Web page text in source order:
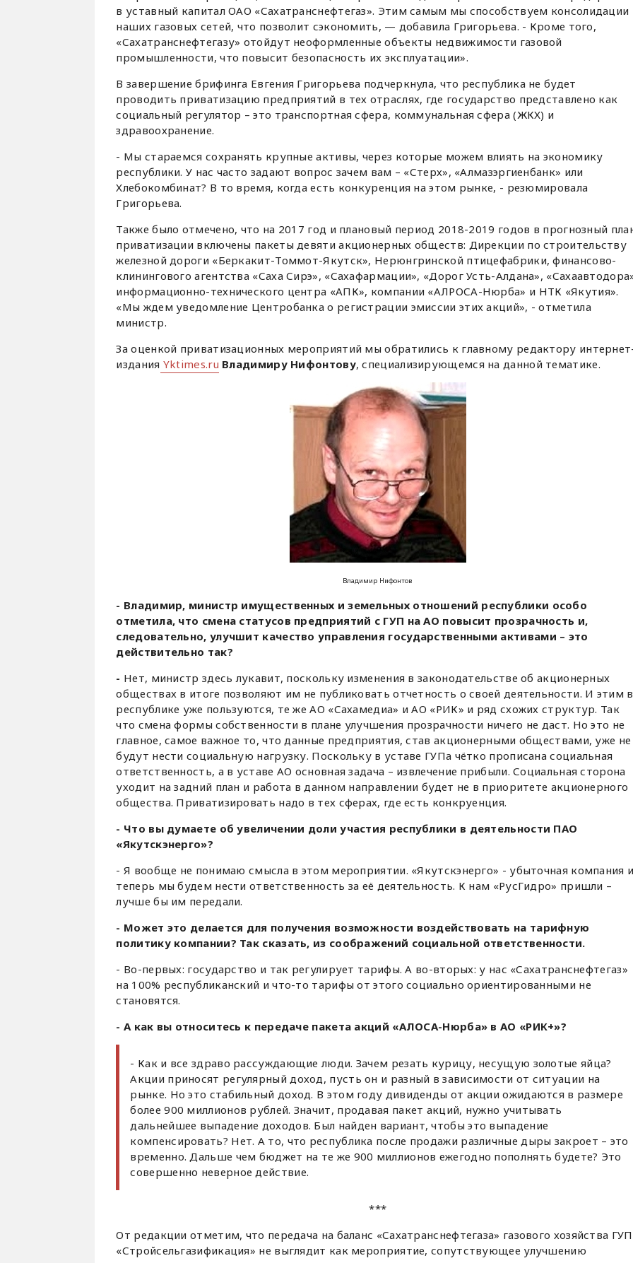
в уставный капитал ОАО «Сахатранснефтегаз». Этим самым мы способствуем консолидации
наших газовых сетей, что позволит сэкономить, — добавила Григорьева. - Кроме того,
«Сахатранснефтегазу» отойдут неоформленные объекты недвижимости газовой
промышленности, что повысит безопасность их эксплуатации».
В завершение брифинга Евгения Григорьева подчеркнула, что республика не будет
проводить приватизацию предприятий в тех отраслях, где государство представлено как
социальный регулятор – это транспортная сфера, коммунальная сфера (ЖКХ) и
здравоохранение.
- Мы стараемся сохранять крупные активы, через которые можем влиять на экономику
республики. У нас часто задают вопрос зачем вам – «Стерх», «Алмазэргиенбанк» или
Хлебокомбинат? В то время, когда есть конкуренция на этом рынке, - резюмировала
Григорьева.
Также было отмечено, что на 2017 год и плановый период 2018-2019 годов в прогнозный
приватизации включены пакеты девяти акционерных обществ: Дирекции по строительству
железной дороги «Беркакит-Томмот-Якутск», Нерюнгринской птицефабрики, финансово-
клинингового агентства «Саха Сирэ», «Сахафармации», «Дорог Усть-Алдана»,
информационно-технического центра «АПК», компании «АЛРОСА-Нюрба» и НТК «Якутия».
«Мы ждем уведомление Центробанка о регистрации эмиссии этих акций», - отметила
министр.
За оценкой приватизационных мероприятий мы обратились к главному редактору
издания Yktimes.ru Владимиру Нифонтову, специализирующемся на данной тематике.
Владимир Нифонтов
- Владимир, министр имущественных и земельных отношений республики особо
отметила, что смена статусов предприятий с ГУП на АО повысит прозрачность и,
следовательно, улучшит качество управления государственными активами – это
действительно так?
- Нет, министр здесь лукавит, поскольку изменения в законодательстве об акционерных
обществах в итоге позволяют им не публиковать отчетность о своей деятельности. И этим в
республике уже пользуются, те же АО «Сахамедиа» и АО «РИК» и ряд схожих структур. Так
что смена формы собственности в плане улучшения прозрачности ничего не даст. Но это не
главное, самое важное то, что данные предприятия, став акционерными обществами, уже не
будут нести социальную нагрузку. Поскольку в уставе ГУПа чётко прописана социальная
ответственность, а в уставе АО основная задача – извлечение прибыли. Социальная сторона
уходит на задний план и работа в данном направлении будет не в приоритете акционерного
общества. Приватизировать надо в тех сферах, где есть конкруенция.
- Что вы думаете об увеличении доли участия республики в деятельности ПАО
«Якутскэнерго»?
- Я вообще не понимаю смысла в этом мероприятии. «Якутскэнерго» - убыточная компания
теперь мы будем нести ответственность за её деятельность. К нам «РусГидро» пришли –
лучше бы им передали.
- Может это делается для получения возможности воздействовать на тарифную
политику компании? Так сказать, из соображений социальной ответственности.
- Во-первых: государство и так регулирует тарифы. А во-вторых: у нас «Сахатранснефтегаз»
на 100% республиканский и что-то тарифы от этого социально ориентированными не
становятся.
- А как вы относитесь к передаче пакета акций «АЛОСА-Нюрба» в АО «РИК+»?
- Как и все здраво рассуждающие люди. Зачем резать курицу, несущую золотые яйца?
Акции приносят регулярный доход, пусть он и разный в зависимости от ситуации на
рынке. Но это стабильный доход. В этом году дивиденды от акции ожидаются в размере
более 900 миллионов рублей. Значит, продавая пакет акций, нужно учитывать
дальнейшее выпадение доходов. Был найден вариант, чтобы это выпадение
компенсировать? Нет. А то, что республика после продажи различные дыры закроет – это
временно. Дальше чем бюджет на те же 900 миллионов ежегодно пополнять будете? Это
совершенно неверное действие.
***
От редакции отметим, что передача на баланс «Сахатранснефтегаза» газового хозяйства ГУП
«Стройсельгазификация» не выглядит как мероприятие, сопутствующее улучшению